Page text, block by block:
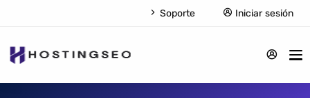
Soporte Iniciar sesión